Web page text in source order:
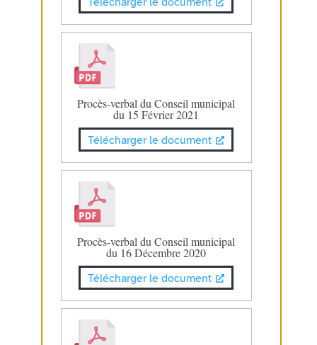
Procès-verbal du Conseil municipal
du 15 Février 2021
Télécharger le document
Procès-verbal du Conseil municipal
du 16 Décembre 2020
Télécharger le document